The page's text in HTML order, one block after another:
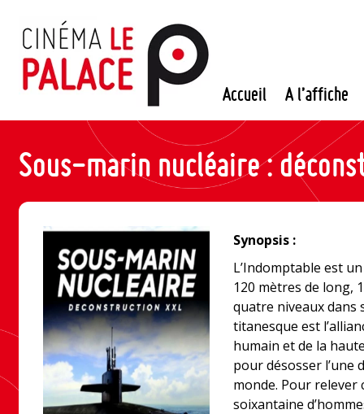
contenu
Accueil A l’affiche
Sous-marin nucléaire :
Synopsis :
L’Indomptable est
120 mètres de long,
quatre niveaux dans
titanesque est
humain et de la
pour désosser l’une
monde. Pour relever
soixantaine